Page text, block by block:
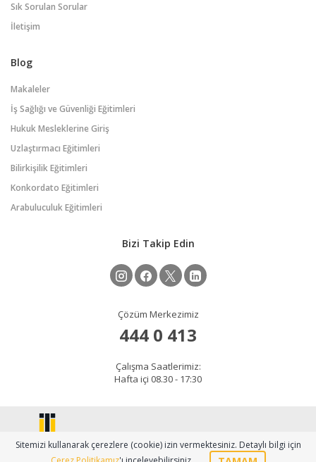
Sık Sorulan Sorular
İletişim
Blog
Makaleler
İş Sağlığı ve Güvenliği Eğitimleri
Hukuk Mesleklerine Giriş
Uzlaştırmacı Eğitimleri
Bilirkişilik Eğitimleri
Konkordato Eğitimleri
Arabuluculuk Eğitimleri
Bizi Takip Edin
Çözüm Merkezimiz
444 0 413
Çalışma Saatlerimiz:
Hafta içi 08.30 - 17:30
Sitemizi kullanarak çerezlere (cookie) izin vermektesiniz. Detaylı bilgi için